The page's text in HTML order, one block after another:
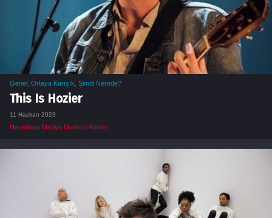
Genel Ortaya Karışık Şimdi Nerede?
This Is Hozier
11 Haziran 2023
Hacettepe Medya Merkezi Admin